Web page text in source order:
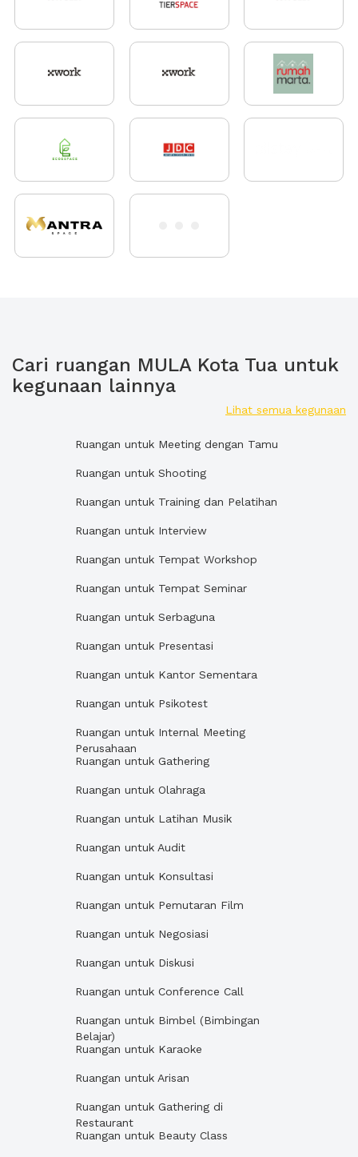
Cari ruangan MULA Kota Tua untuk
kegunaan lainnya
Lihat semua kegunaan
Ruangan untuk Meeting dengan Tamu
Ruangan untuk Shooting
Ruangan untuk Training dan Pelatihan
Ruangan untuk Interview
Ruangan untuk Tempat Workshop
Ruangan untuk Tempat Seminar
Ruangan untuk Serbaguna
Ruangan untuk Presentasi
Ruangan untuk Kantor Sementara
Ruangan untuk Psikotest
Ruangan untuk Internal Meeting
Perusahaan
Ruangan untuk Gathering
Ruangan untuk Olahraga
Ruangan untuk Latihan Musik
Ruangan untuk Audit
Ruangan untuk Konsultasi
Ruangan untuk Pemutaran Film
Ruangan untuk Negosiasi
Ruangan untuk Diskusi
Ruangan untuk Conference Call
Ruangan untuk Bimbel (Bimbingan
Belajar)
Ruangan untuk Karaoke
Ruangan untuk Arisan
Ruangan untuk Gathering di
Restaurant
Ruangan untuk Beauty Class